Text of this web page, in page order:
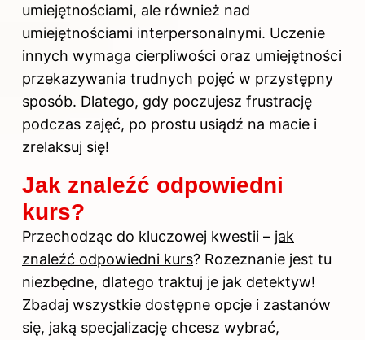
umiejętnościami, ale również nad
umiejętnościami interpersonalnymi. Uczenie
innych wymaga cierpliwości oraz umiejętności
przekazywania trudnych pojęć w przystępny
sposób. Dlatego, gdy poczujesz frustrację
podczas zajęć, po prostu usiądź na macie i
zrelaksuj się!
Jak znaleźć odpowiedni
kurs?
Przechodząc do kluczowej kwestii – jak
znaleźć odpowiedni kurs? Rozeznanie jest tu
niezbędne, dlatego traktuj je jak detektyw!
Zbadaj wszystkie dostępne opcje i zastanów
się, jaką specjalizację chcesz wybrać,